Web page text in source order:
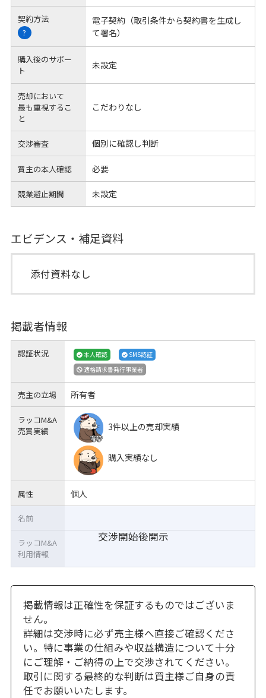
契約方法
?
電子契約（取引条件から契約書を生成し
て署名）
購入後のサポー
ト
未設定
売却において
最も重視するこ
と
こだわりなし
交渉審査 個別に確認し判断
買主の本人確認 必要
競業避止期間 未設定
エビデンス・補足資料
添付資料なし
掲載者情報
認証状況 本人確認
SMS認証
適格請求書発行事業者
売主の立場 所有者
ラッコM&A
売買実績
3件以上の売却実績
購入実績なし
属性 個人
交渉開始後開示
名前
ラッコM&A
利用情報
掲載情報は正確性を保証するものではございま
せん。
詳細は交渉時に必ず売主様へ直接ご確認くださ
い。特に事業の仕組みや収益構造について十分
にご理解・ご納得の上で交渉されてください。
取引に関する最終的な判断は買主様ご自身の責
任でお願いいたします。